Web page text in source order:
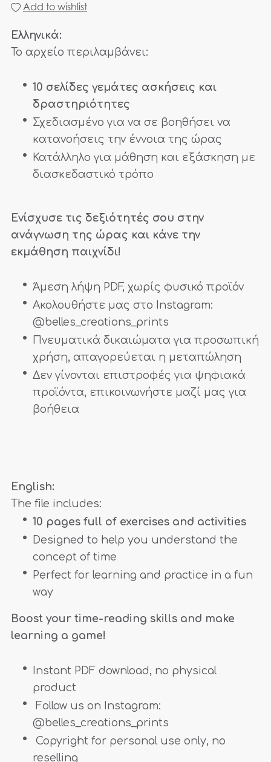
Add to wishlist
Ελληνικά:
Το αρχείο περιλαμβάνει:
10 σελίδες γεμάτες ασκήσεις και
δραστηριότητες
Σχεδιασμένο για να σε βοηθήσει να
κατανοήσεις την έννοια της ώρας
Κατάλληλο για μάθηση και εξάσκηση με
διασκεδαστικό τρόπο
Ενίσχυσε τις δεξιότητές σου στην
ανάγνωση της ώρας και κάνε την
εκμάθηση παιχνίδι!
Άμεση λήψη PDF, χωρίς φυσικό προϊόν
Ακολουθήστε μας στο Instagram:
@belles_creations_prints
Πνευματικά δικαιώματα για προσωπική
χρήση, απαγορεύεται η μεταπώληση
Δεν γίνονται επιστροφές για ψηφιακά
προϊόντα, επικοινωνήστε μαζί μας για
βοήθεια
English:
The file includes:
10 pages full of exercises and activities
Designed to help you understand the
concept of time
Perfect for learning and practice in a fun
way
Boost your time-reading skills and make
learning a game!
Instant PDF download, no physical
product
Follow us on Instagram:
@belles_creations_prints
Copyright for personal use only, no
reselling